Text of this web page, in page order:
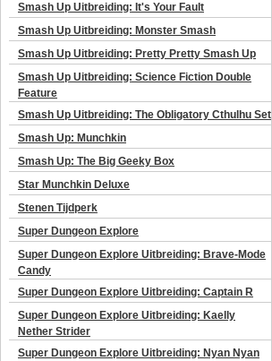
Smash Up Uitbreiding: It's Your Fault
Smash Up Uitbreiding: Monster Smash
Smash Up Uitbreiding: Pretty Pretty Smash Up
Smash Up Uitbreiding: Science Fiction Double
Feature
Smash Up Uitbreiding: The Obligatory Cthulhu Set
Smash Up: Munchkin
Smash Up: The Big Geeky Box
Star Munchkin Deluxe
Stenen Tijdperk
Super Dungeon Explore
Super Dungeon Explore Uitbreiding: Brave-Mode
Candy
Super Dungeon Explore Uitbreiding: Captain R
Super Dungeon Explore Uitbreiding: Kaelly
Nether Strider
Super Dungeon Explore Uitbreiding: Nyan Nyan